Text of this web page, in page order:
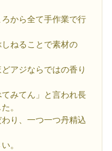
から全て手作業で行
ねることで素材の
アジならではの香り
みてん」と言われ長
。
り、一つ一つ丹精込
。